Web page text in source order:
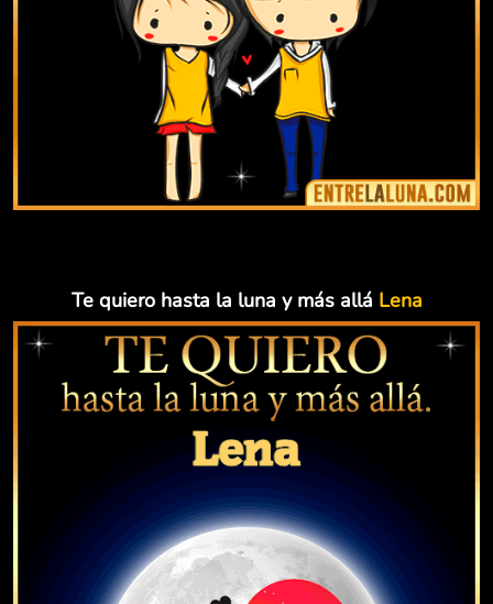
Te quiero hasta la luna y más allá Lena